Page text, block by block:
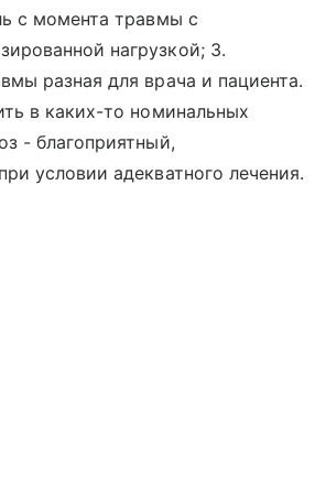
с момента травмы с
нагрузкой; 3.
разная для врача и пациента.
в каких-то номинальных
- благоприятный,
условии адекватного лечения.